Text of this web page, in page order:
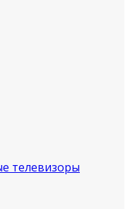
телевизоры